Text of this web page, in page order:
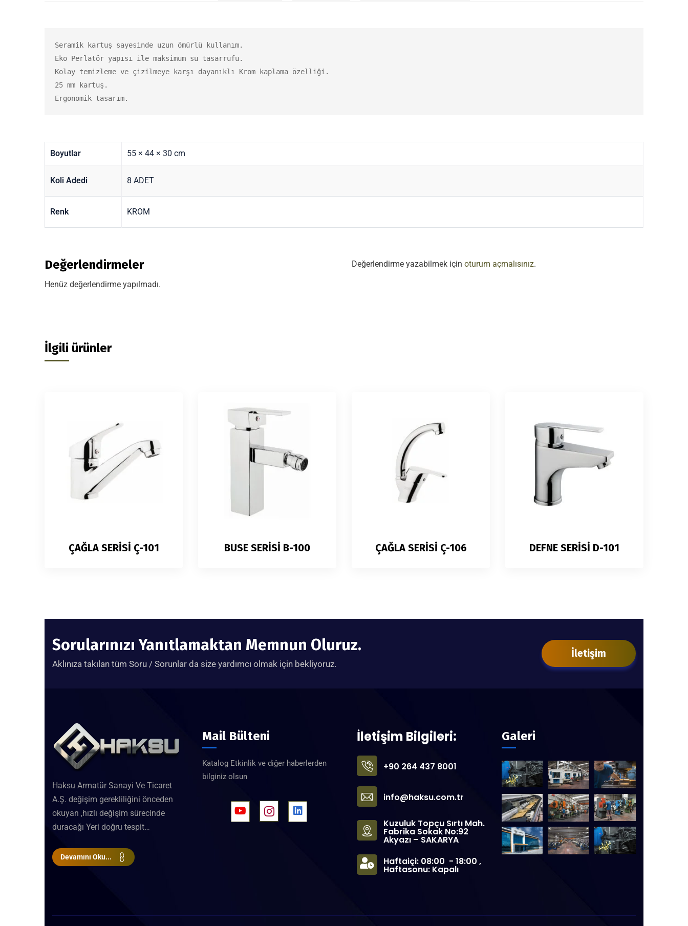
Seramik kartuş sayesinde uzun ömürlü kullanım.
Eko Perlatör yapısı ile maksimum su tasarrufu.
Kolay temizleme ve çizilmeye karşı dayanıklı Krom kaplama özelliği.
25 mm kartuş.
Ergonomik tasarım.
Boyutlar 55 × 44 × 30 cm
Koli Adedi 8 ADET
Renk KROM
Değerlendirmeler
Henüz değerlendirme yapılmadı.
Değerlendirme yazabilmek için oturum açmalısınız.
İlgili ürünler
ÇAĞLA SERİSİ Ç-101 BUSE SERİSİ B-100 ÇAĞLA SERİSİ Ç-106 DEFNE SERİSİ D-101
Sorularınızı Yanıtlamaktan Memnun Oluruz.
Aklınıza takılan tüm Soru / Sorunlar da size yardımcı olmak için bekliyoruz.
İletişim
Haksu Armatür Sanayi Ve Ticaret
A.Ş. değişim gerekliliğini önceden
okuyan ,hızlı değişim sürecinde
duracağı Yeri doğru tespit…
Devamını Oku...
Mail Bülteni
Katalog Etkinlik ve diğer haberlerden
bilginiz olsun
İletişim Bilgileri:
+90 264 437 8001
info@haksu.com.tr
Kuzuluk Topçu Sırtı Mah.
Fabrika Sokak No:92
Akyazı – SAKARYA
Haftaiçi: 08:00 - 18:00 ,
Haftasonu: Kapalı
Galeri